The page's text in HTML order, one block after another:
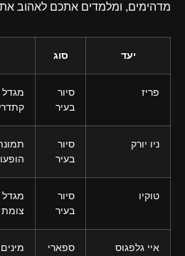
מדהימים, ומלמדים אתכם לאהוב את
יעד סוג
פריז
סיור
בעיר
מגדל
ניו יורק
סיור
בעיר
טוקיו
סיור
בעיר
מגדל
צומת
איי גלפגוס
ספארי